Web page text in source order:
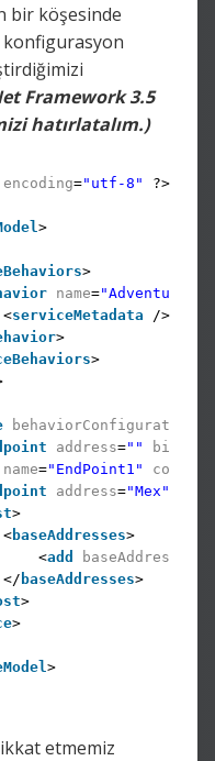
bir köşesinde
konfigurasyon
Framework 3.5
hatırlatalım.)
encoding="utf-8"
?>
>
>
name=
<serviceMetadata
/>
>
>
behaviorConfiguration
address="" binding
name="EndPoint1"
address="Mex"
>
<baseAddresses>
<add baseAddress
</ baseAddresses>
>
>
>
etmemiz